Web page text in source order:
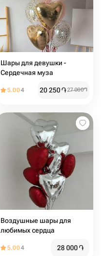
Шары для девушки -
Сердечная муза
5.004 20 250֏27 000֏
Воздушные шары для
любимых сердца
5.004 28 000֏